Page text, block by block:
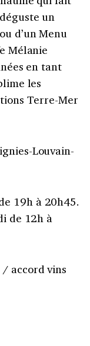
un
d’un Menu
Mélanie
en tant
les
Terre-Mer
Louvain-
19h à 20h45.
de 12h à
accord vins